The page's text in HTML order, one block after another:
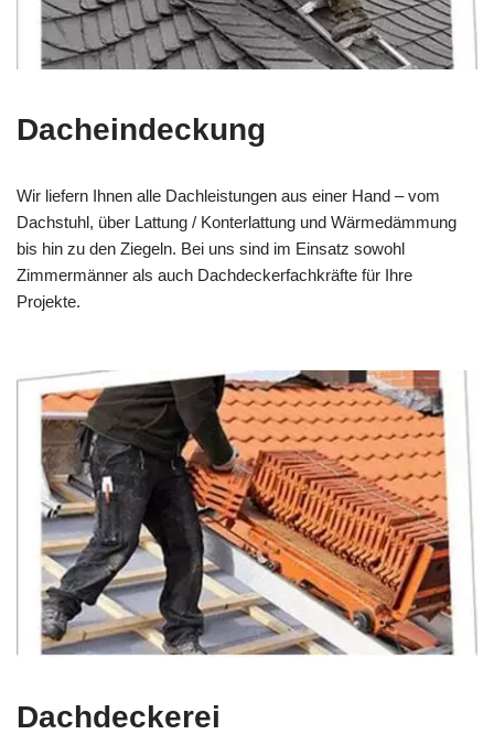
Dacheindeckung
Wir liefern Ihnen alle Dachleistungen aus einer Hand – vom
Dachstuhl, über Lattung / Konterlattung und Wärmedämmung
bis hin zu den Ziegeln. Bei uns sind im Einsatz sowohl
Zimmermänner als auch Dachdeckerfachkräfte für Ihre
Projekte.
Dachdeckerei